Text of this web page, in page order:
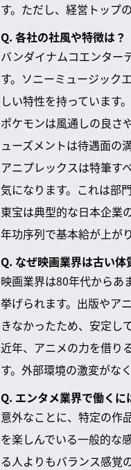
す。ただし、経営トップ
Q. 各社の社風や特徴は？
バンダイナムコエンター
す。ソニーミュージック
しい特性を持っています。
ポケモンは風通しの良さ
ューズメントは待遇面の
アニプレックスは特筆す
気になります。これは部
東宝は典型的な日本企業
年功序列で基本給が上が
Q. なぜ映画業界は古い体
映画業界は80年代からあ
挙げられます。出版やア
きなかったため、安定し
近年、アニメの力を借り
す。外部環境の激変がな
Q. エンタメ業界で働く
意外なことに、特定の作
を楽しんでいる一般的な
る人よりもバランス感覚